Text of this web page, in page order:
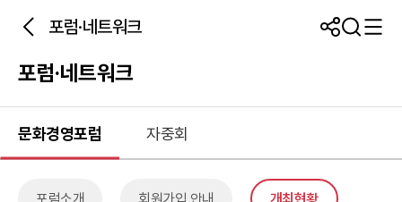
포럼·네트워크
포럼·네트워크
문화경영포럼 자중회